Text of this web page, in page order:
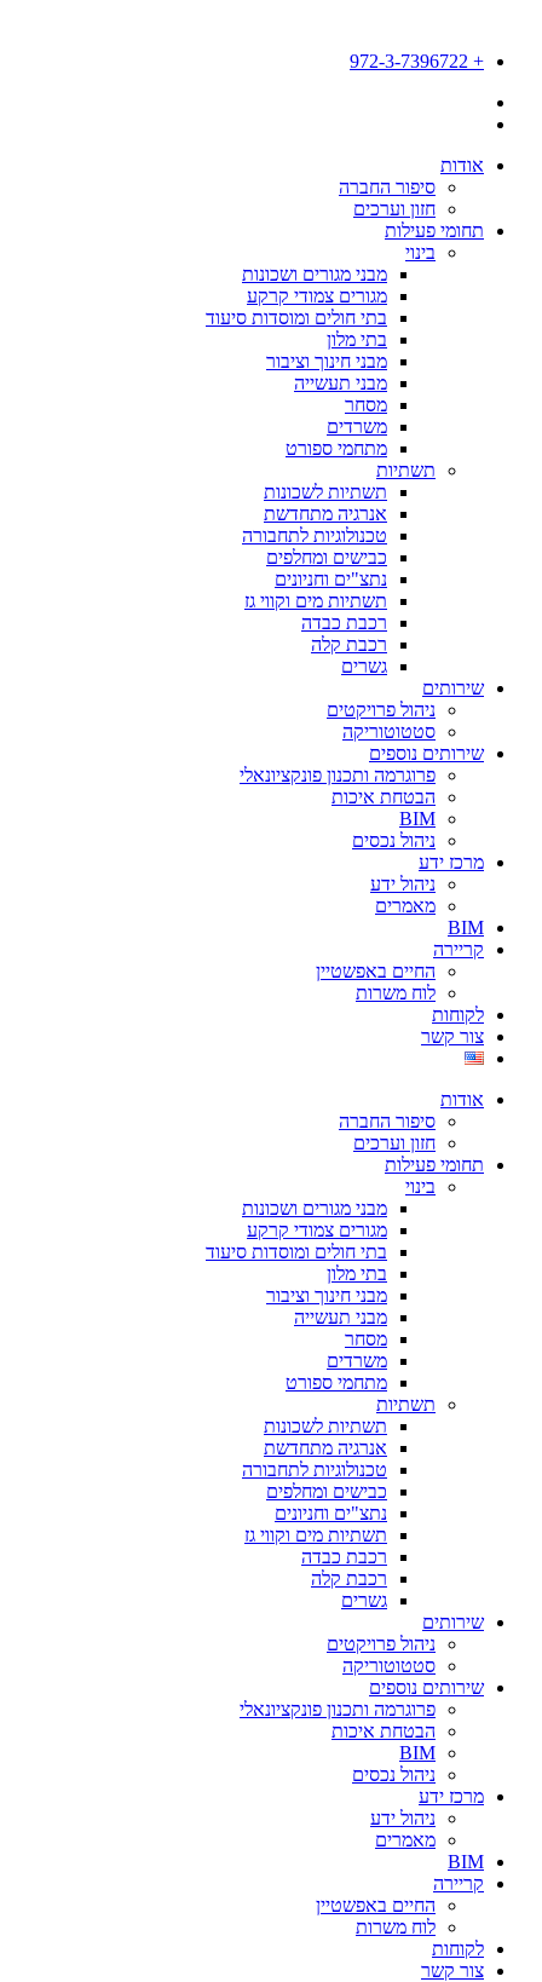
+ 972-3-7396722
אודות
סיפור החברה
חזון וערכים
תחומי פעילות
בינוי
מבני מגורים ושכונות
מגורים צמודי קרקע
בתי חולים ומוסדות סיעוד
בתי מלון
מבני חינוך וציבור
מבני תעשייה
מסחר
משרדים
מתחמי ספורט
תשתיות
תשתיות לשכונות
אנרגיה מתחדשת
טכנולוגיות לתחבורה
כבישים ומחלפים
נתצ"ים וחניונים
תשתיות מים וקווי גז
רכבת כבדה
רכבת קלה
גשרים
שירותים
ניהול פרויקטים
סטטוטוריקה
שירותים נוספים
פרוגרמה ותכנון פונקציונאלי
הבטחת איכות
BIM
ניהול נכסים
מרכז ידע
ניהול ידע
מאמרים
BIM
קריירה
החיים באפשטיין
לוח משרות
לקוחות
צור קשר
אודות
סיפור החברה
חזון וערכים
תחומי פעילות
בינוי
מבני מגורים ושכונות
מגורים צמודי קרקע
בתי חולים ומוסדות סיעוד
בתי מלון
מבני חינוך וציבור
מבני תעשייה
מסחר
משרדים
מתחמי ספורט
תשתיות
תשתיות לשכונות
אנרגיה מתחדשת
טכנולוגיות לתחבורה
כבישים ומחלפים
נתצ"ים וחניונים
תשתיות מים וקווי גז
רכבת כבדה
רכבת קלה
גשרים
שירותים
ניהול פרויקטים
סטטוטוריקה
שירותים נוספים
פרוגרמה ותכנון פונקציונאלי
הבטחת איכות
BIM
ניהול נכסים
מרכז ידע
ניהול ידע
מאמרים
BIM
קריירה
החיים באפשטיין
לוח משרות
לקוחות
צור קשר